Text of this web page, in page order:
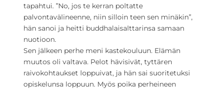
tapahtui. ”No, jos te kerran poltatte
palvontavälineenne, niin silloin teen sen minäkin”,
hän sanoi ja heitti buddhalaisalttarinsa samaan
nuotioon.
Sen jälkeen perhe meni kastekouluun. Elämän
muutos oli valtava. Pelot hävisivät, tyttären
raivokohtaukset loppuivat, ja hän sai suoritetuksi
opiskelunsa loppuun. Myös poika perheineen